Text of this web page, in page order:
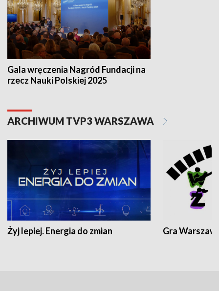
Gala wręczenia Nagród Fundacji na
rzecz Nauki Polskiej 2025
ARCHIWUM TVP3 WARSZAWA
Żyj lepiej. Energia do zmian Gra